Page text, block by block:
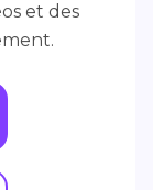
et des